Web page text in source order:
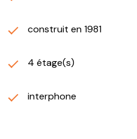
construit en 1981
4 étage(s)
interphone